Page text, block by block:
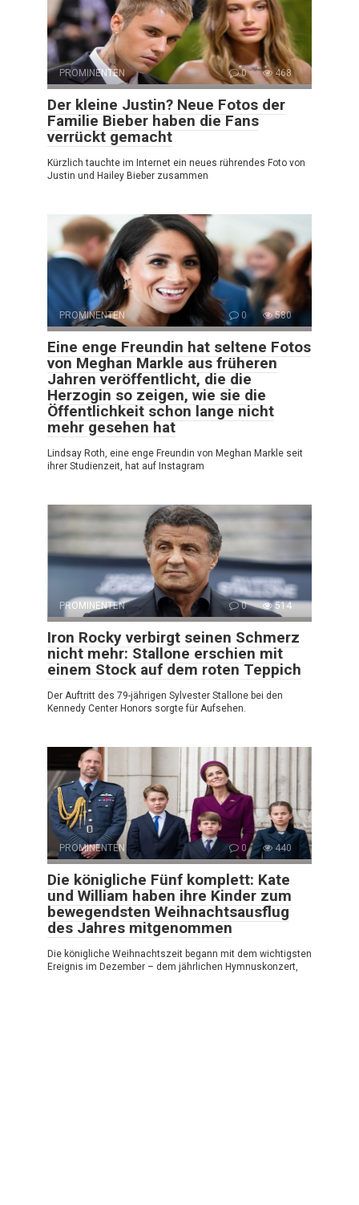
PROMINENTEN 0 468
Der kleine Justin? Neue Fotos der
Familie Bieber haben die Fans
verrückt gemacht
Kürzlich tauchte im Internet ein neues rührendes Foto von
Justin und Hailey Bieber zusammen
PROMINENTEN 0 580
Eine enge Freundin hat seltene Fotos
von Meghan Markle aus früheren
Jahren veröffentlicht, die die
Herzogin so zeigen, wie sie die
Öffentlichkeit schon lange nicht
mehr gesehen hat
Lindsay Roth, eine enge Freundin von Meghan Markle seit
ihrer Studienzeit, hat auf Instagram
PROMINENTEN 0 514
Iron Rocky verbirgt seinen Schmerz
nicht mehr: Stallone erschien mit
einem Stock auf dem roten Teppich
Der Auftritt des 79-jährigen Sylvester Stallone bei den
Kennedy Center Honors sorgte für Aufsehen.
PROMINENTEN 0 440
Die königliche Fünf komplett: Kate
und William haben ihre Kinder zum
bewegendsten Weihnachtsausflug
des Jahres mitgenommen
Die königliche Weihnachtszeit begann mit dem wichtigsten
Ereignis im Dezember – dem jährlichen Hymnuskonzert,